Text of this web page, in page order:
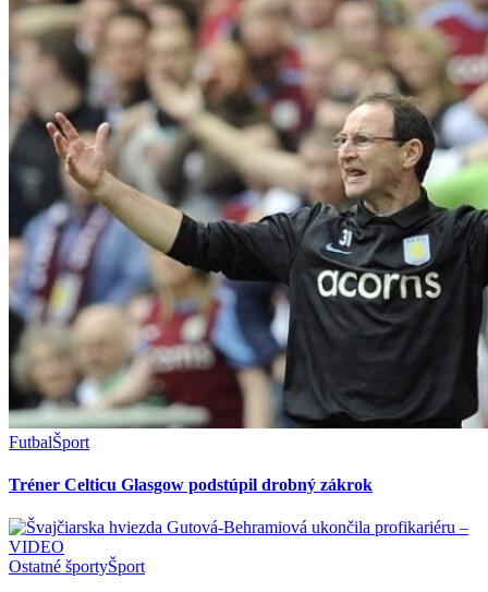
FutbalŠport
Tréner Celticu Glasgow podstúpil drobný zákrok
Ostatné športyŠport